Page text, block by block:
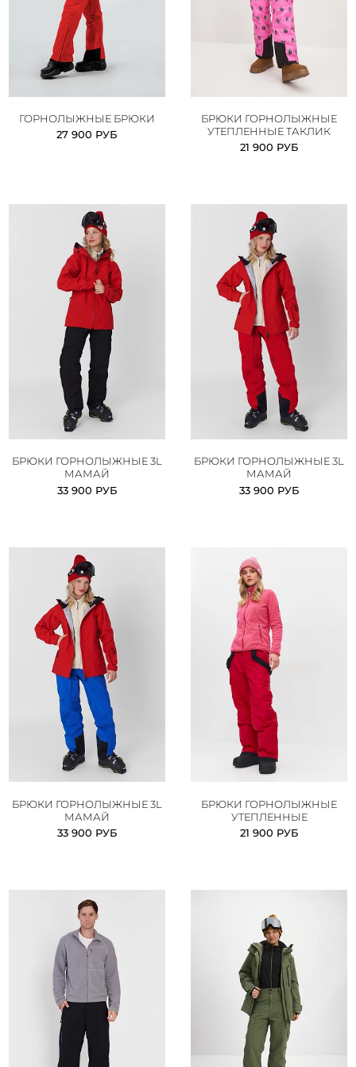
ГОРНОЛЫЖНЫЕ БРЮКИ
27 900 РУБ
БРЮКИ ГОРНОЛЫЖНЫЕ
УТЕПЛЕННЫЕ ТАКЛИК
21 900 РУБ
БРЮКИ ГОРНОЛЫЖНЫЕ 3L
МАМАЙ
33 900 РУБ
БРЮКИ ГОРНОЛЫЖНЫЕ 3L
МАМАЙ
33 900 РУБ
БРЮКИ ГОРНОЛЫЖНЫЕ 3L
МАМАЙ
33 900 РУБ
БРЮКИ ГОРНОЛЫЖНЫЕ
УТЕПЛЕННЫЕ
21 900 РУБ